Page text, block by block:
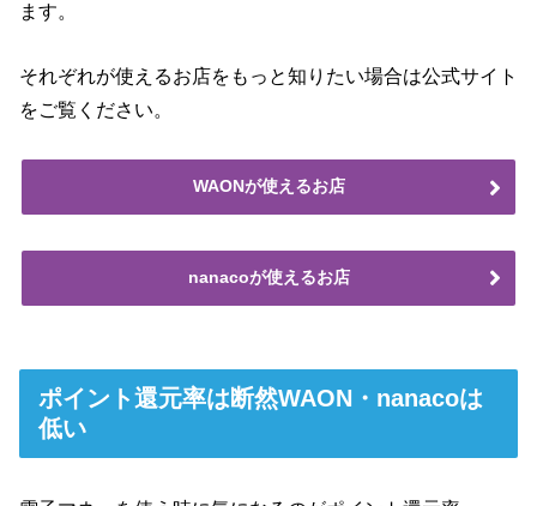
ます。
それぞれが使えるお店をもっと知りたい場合は公式サイト
をご覧ください。
WAONが使えるお店
nanacoが使えるお店
ポイント還元率は断然WAON・nanacoは
低い